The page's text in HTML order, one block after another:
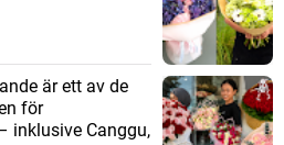
är ett av de
för
inklusive Canggu,